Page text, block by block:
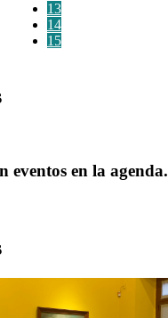
13
14
15
eventos en la agenda.